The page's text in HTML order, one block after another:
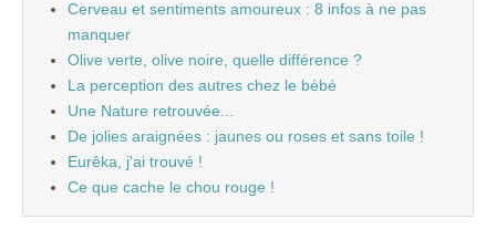
Cerveau et sentiments amoureux : 8 infos à ne pas
manquer
Olive verte, olive noire, quelle différence ?
La perception des autres chez le bébé
Une Nature retrouvée...
De jolies araignées : jaunes ou roses et sans toile !
Eurêka, j'ai trouvé !
Ce que cache le chou rouge !